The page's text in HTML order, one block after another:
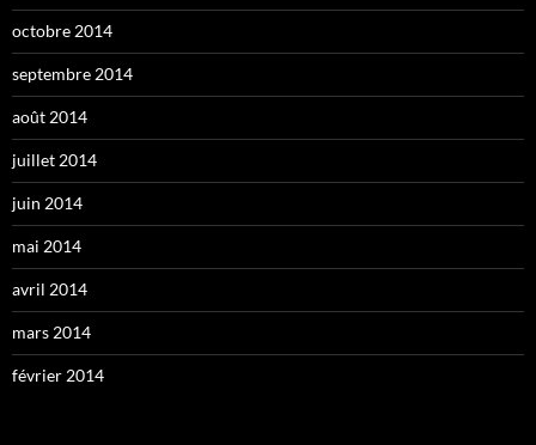
octobre 2014
septembre 2014
août 2014
juillet 2014
juin 2014
mai 2014
avril 2014
mars 2014
février 2014